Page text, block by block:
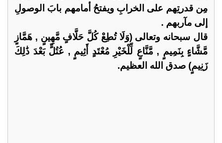
مِن قدرتِهم على الخرابِ ويفتحُ أمامهم بابَ الوصولِ
إلى مآربهم .
قال سبحانه وتعالى (وَلَا تُطِعْ كُلَّ حَلَّافٍ مَّهِينٍ , هَمَّازٍ
مَّشَّاءٍ بِنَمِيمٍ , مَّنَّاعٍ لِّلْخَيْرِ مُعْتَدٍ أَثِيمٍ , عُتُلٍّ بَعْدَ ذَٰلِكَ
زَنِيمٍ) صدق الله العظيم.